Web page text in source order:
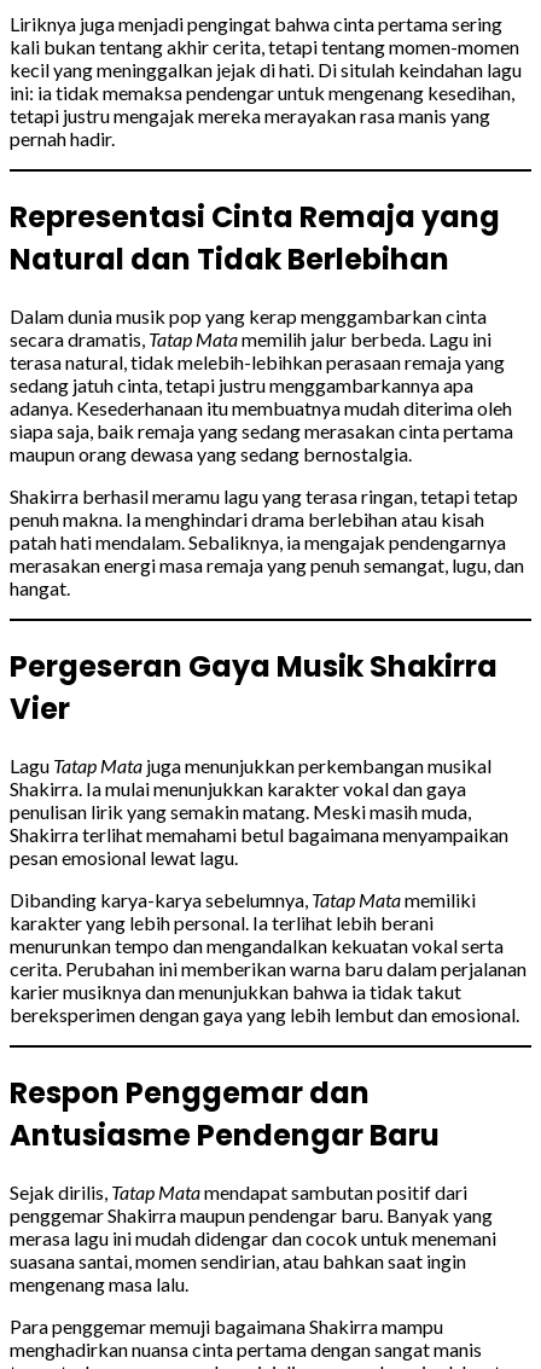
Liriknya juga menjadi pengingat bahwa cinta pertama sering
kali bukan tentang akhir cerita, tetapi tentang momen-momen
kecil yang meninggalkan jejak di hati. Di situlah keindahan lagu
ini: ia tidak memaksa pendengar untuk mengenang kesedihan,
tetapi justru mengajak mereka merayakan rasa manis yang
pernah hadir.
Representasi Cinta Remaja yang
Natural dan Tidak Berlebihan
Dalam dunia musik pop yang kerap menggambarkan cinta
secara dramatis, Tatap Matamemilih jalur berbeda. Lagu ini
terasa natural, tidak melebih-lebihkan perasaan remaja yang
sedang jatuh cinta, tetapi justru menggambarkannya apa
adanya. Kesederhanaan itu membuatnya mudah diterima oleh
siapa saja, baik remaja yang sedang merasakan cinta pertama
maupun orang dewasa yang sedang bernostalgia.
Shakirra berhasil meramu lagu yang terasa ringan, tetapi tetap
penuh makna. Ia menghindari drama berlebihan atau kisah
patah hati mendalam. Sebaliknya, ia mengajak pendengarnya
merasakan energi masa remaja yang penuh semangat, lugu, dan
hangat.
Pergeseran Gaya Musik Shakirra
Vier
Lagu Tatap Mata juga menunjukkan perkembangan musikal
Shakirra. Ia mulai menunjukkan karakter vokal dan gaya
penulisan lirik yang semakin matang. Meski masih muda,
Shakirra terlihat memahami betul bagaimana menyampaikan
pesan emosional lewat lagu.
Dibanding karya-karya sebelumnya, Tatap Matamemiliki
karakter yang lebih personal. Ia terlihat lebih berani
menurunkan tempo dan mengandalkan kekuatan vokal serta
cerita. Perubahan ini memberikan warna baru dalam perjalanan
karier musiknya dan menunjukkan bahwa ia tidak takut
bereksperimen dengan gaya yang lebih lembut dan emosional.
Respon Penggemar dan
Antusiasme Pendengar Baru
Sejak dirilis, Tatap Matamendapat sambutan positif dari
penggemar Shakirra maupun pendengar baru. Banyak yang
merasa lagu ini mudah didengar dan cocok untuk menemani
suasana santai, momen sendirian, atau bahkan saat ingin
mengenang masa lalu.
Para penggemar memuji bagaimana Shakirra mampu
menghadirkan nuansa cinta pertama dengan sangat manis